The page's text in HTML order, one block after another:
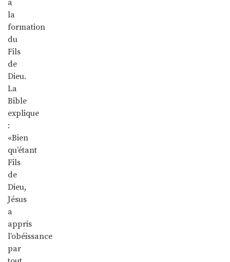
à
la
formation
du
Fils
de
Dieu.
La
Bible
explique
:
«Bien
qu’étant
Fils
de
Dieu,
Jésus
a
appris
l’obéissance
par